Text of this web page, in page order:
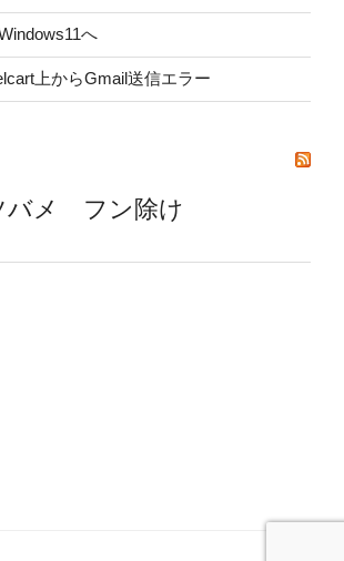
へ
上からGmail送信エラー
バメ フン除け